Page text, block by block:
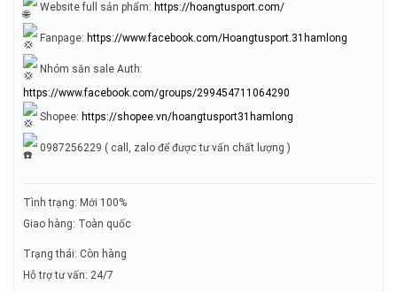
Website full sản phẩm: https://hoangtusport.com/
Fanpage: https://www.facebook.com/Hoangtusport.31hamlong
Nhóm săn sale Auth:
https://www.facebook.com/groups/299454711064290
Shopee: https://shopee.vn/hoangtusport31hamlong
0987256229 ( call, zalo để được tư vấn chất lượng )
Tình trạng: Mới 100%
Giao hàng: Toàn quốc
Trạng thái: Còn hàng
Hỗ trợ tư vấn: 24/7